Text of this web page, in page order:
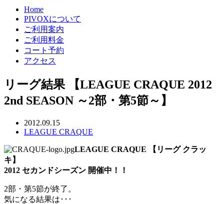
Home
PIVOXについて
ご利用案内
ご利用料金
コート予約
アクセス
リーグ結果 【LEAGUE CRAQUE 2012
2nd SEASON ～2部・第5節～】
2012.09.15
LEAGUE CRAQUE
LEAGUE CRAQUE 【リーグ クラッ
キ】
2012 セカンドシーズン 開催中！！
2部・第5節が終了。
気になる結果は･･･